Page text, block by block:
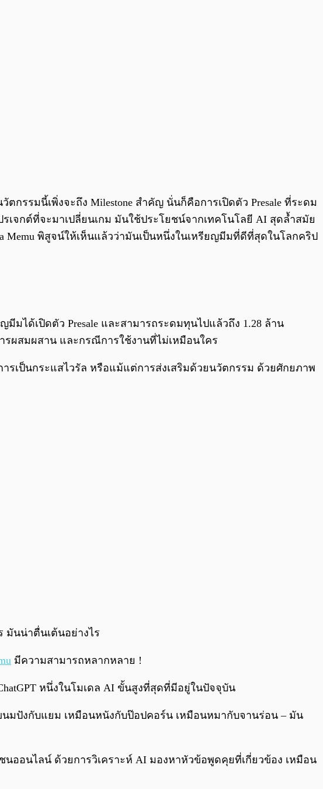
0:00/ 0:00
รรมนี้เพิ่งจะถึง Milestone สำคัญ นั่นก็คือการเปิดตัว Presale ที่ระดม
เจกต์ที่จะมาเปลี่ยนเกม มันใช้ประโยชน์จากเทคโนโลยี AI สุดล้ำสมัย
พิสูจน์ให้เห็นแล้วว่ามันเป็นหนึ่งในเหรียญมีมที่ดีที่สุดในโลกคริป
มได้เปิดตัว Presale และสามารถระดมทุนไปแล้วถึง 1.28 ล้าน
รผสมผสาน และกรณีการใช้งานที่ไม่เหมือนใคร
เป็นกระแสไวรัล หรือแม้แต่การส่งเสริมด้วยนวัตกรรม ด้วยศักยภาพ
มันน่าตื่นเต้นอย่างไร
มีความสามารถหลากหลาย !
หนึ่งในโมเดล AI ขั้นสูงที่สุดที่มีอยู่ในปัจจุบัน
มปังกับแยม เหมือนหนังกับป๊อปคอร์น เหมือนหมากับจานร่อน – มัน
อนไลน์ ด้วยการวิเคราะห์ AI มองหาหัวข้อพูดคุยที่เกี่ยวข้อง เหมือน